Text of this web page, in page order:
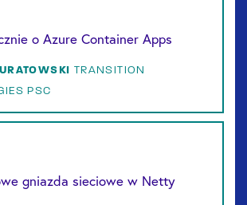
o Azure Container Apps
TRANSITION
PSC
gniazda sieciowe w Netty